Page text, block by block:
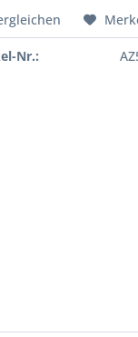
Nr.: